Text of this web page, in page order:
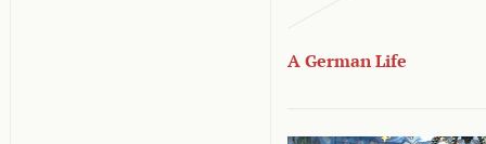
A German Life